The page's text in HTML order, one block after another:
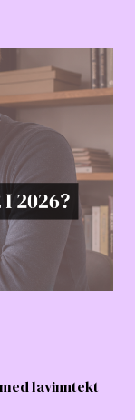
lavinntekt